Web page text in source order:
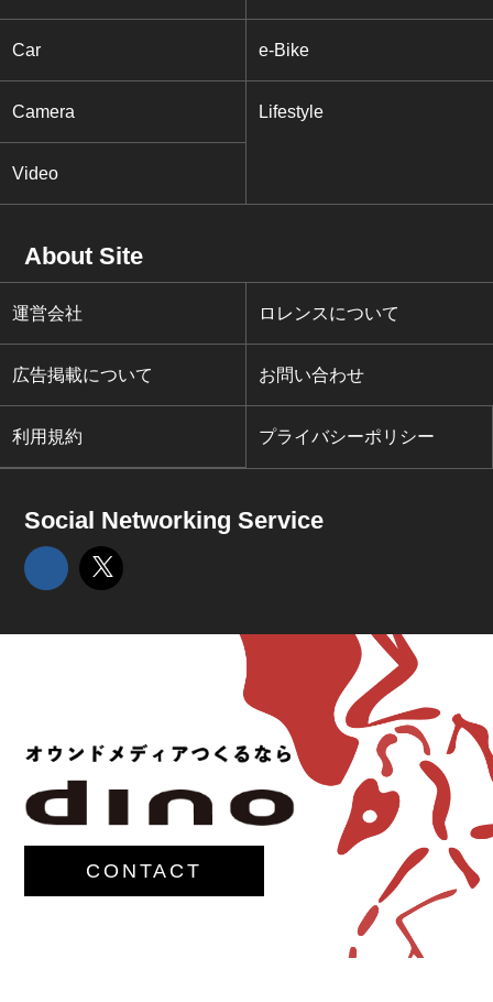
Car e-Bike
Camera Lifestyle
Video
About Site
運営会社 ロレンスについて
広告掲載について お問い合わせ
利用規約 プライバシーポリシー
Social Networking Service
CONTACT